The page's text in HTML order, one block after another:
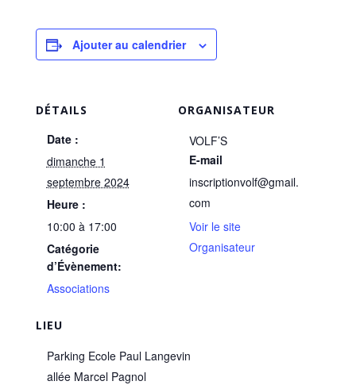
Ajouter au calendrier
DÉTAILS
Date :
dimanche 1
septembre 2024
Heure :
10:00 à 17:00
Catégorie
d’Évènement:
Associations
LIEU
Parking Ecole Paul Langevin
allée Marcel Pagnol
ORGANISATEUR
VOLF’S
E-mail
inscriptionvolf@gmail.
com
Voir le site
Organisateur